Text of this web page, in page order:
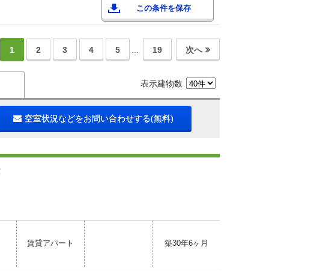
この条件を保存
1 2 3 4 5 … 19 次へ
表示建物数
空室状況などをお問い合わせする(無料)
賃貸アパート 築30年6ヶ月